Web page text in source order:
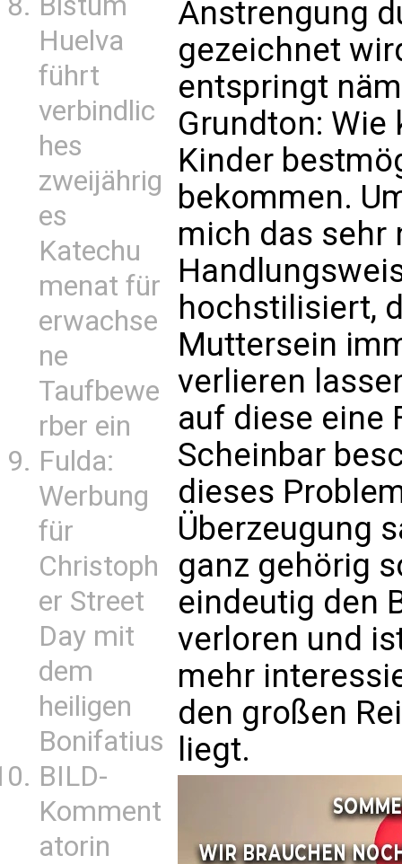
Huelva
führt
verbindlic
hes
zweijährig
es
Katechu
menat für
erwachse
ne
Taufbewe
rber ein
Fulda:
Werbung
für
Christoph
er Street
Day mit
dem
heiligen
Bonifatius
BILD-
Komment
atorin
Anstrengung
gezeichnet
entspringt
Grundton:
Kinder
bekommen.
mich das sehr
hochstilisiert,
Muttersein
verlieren
auf diese eine
Scheinbar
dieses
Überzeugung
ganz gehörig
eindeutig den
verloren und
mehr
den großen
liegt.